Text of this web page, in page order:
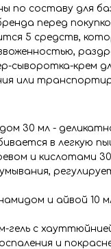
по составу для
перед
5 средств,
сыворотка-крем
или
30 мл -
в легкую
и кислотами
и айвой
с
и